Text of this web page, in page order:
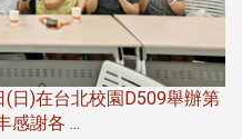
)在台北校園D509舉辦第
感謝各 ...